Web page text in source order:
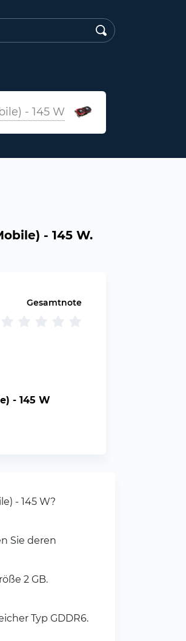
- 145 W
- 145 W.
Gesamtnote
- 145 W
- 145 W?
Sie deren
2 GB.
Typ GDDR6.